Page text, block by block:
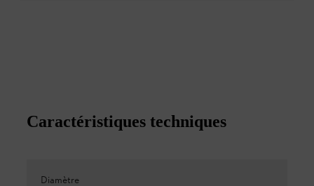
Caractéristiques techniques
Diamètre